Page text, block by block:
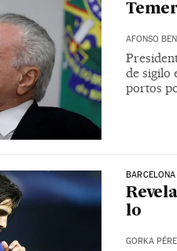
AFONSO
de sigilo
portos
BARCELONA
lo
GORKA